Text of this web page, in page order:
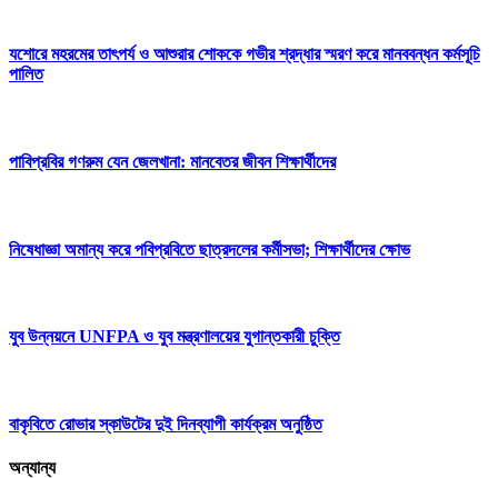
যশোরে মহরমের তাৎপর্য ও আশুরার শোককে গভীর শ্রদ্ধার স্মরণ করে মানববন্ধন কর্মসূচি
পালিত
পাবিপ্রবির গণরুম যেন জেলখানা: মানবেতর জীবন শিক্ষার্থীদের
নিষেধাজ্ঞা অমান্য করে পবিপ্রবিতে ছাত্রদলের কর্মীসভা; শিক্ষার্থীদের ক্ষোভ
যুব উন্নয়নে UNFPA ও যুব মন্ত্রণালয়ের যুগান্তকারী চুক্তি
বাকৃবিতে রোভার স্কাউটের দুই দিনব্যাপী কার্যক্রম অনুষ্ঠিত
অন্যান্য